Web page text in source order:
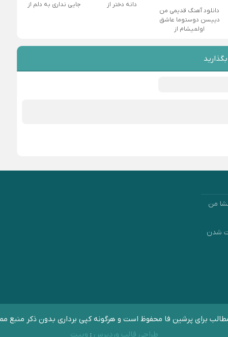
دانلود آهنگ قدیمی من
دییسن دوستوما عاشق
اولمیشام از
دانه دختر از
جایی نداری به دلم از
من
شدن
برای پرشین فا محفوظ است و هرگونه کپی برداری بدون ذکر منبع
طراحی قالب وردپرس : وبیت